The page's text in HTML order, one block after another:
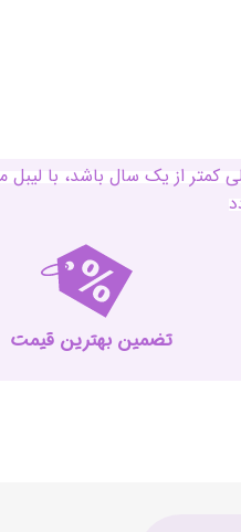
کمتر از یک سال باشد، با
تضمین بهترین قیمت